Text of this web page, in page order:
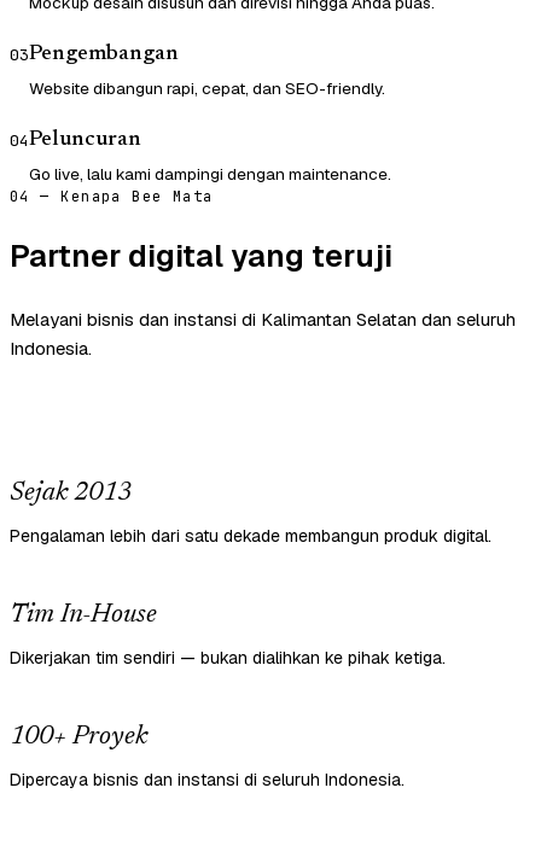
03Pengembangan
Website dibangun rapi, cepat, dan SEO-friendly.
04Peluncuran
Go live, lalu kami dampingi dengan maintenance.
04 — Kenapa Bee Mata
Partner digital yang teruji
Melayani bisnis dan instansi di Kalimantan Selatan dan seluruh
Indonesia.
Sejak 2013
Pengalaman lebih dari satu dekade membangun produk digital.
Tim In-House
Dikerjakan tim sendiri — bukan dialihkan ke pihak ketiga.
100+ Proyek
Dipercaya bisnis dan instansi di seluruh Indonesia.